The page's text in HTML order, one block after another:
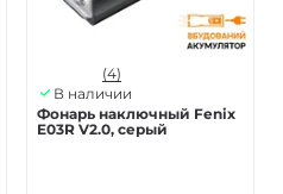
(4)
В наличии
Фонарь наключный Fenix
E03R V2.0, серый